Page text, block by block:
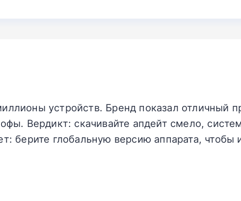
устройств. Бренд показал отличный
Вердикт: скачивайте апдейт смело,
берите глобальную версию аппарата, чтобы